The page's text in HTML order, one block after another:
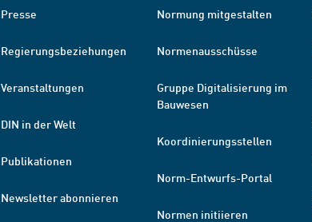
Presse
Regierungsbeziehungen
Veranstaltungen
DIN in der Welt
Publikationen
Newsletter abonnieren
Normung mitgestalten
Normenausschüsse
Gruppe Digitalisierung im
Bauwesen
Koordinierungsstellen
Norm-Entwurfs-Portal
Normen initiieren